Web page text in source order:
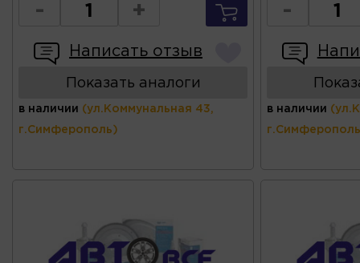
- +
Написать отзыв
Показать аналоги
в наличии (ул.Коммунальная 43,
г.Симферополь)
-
в наличии